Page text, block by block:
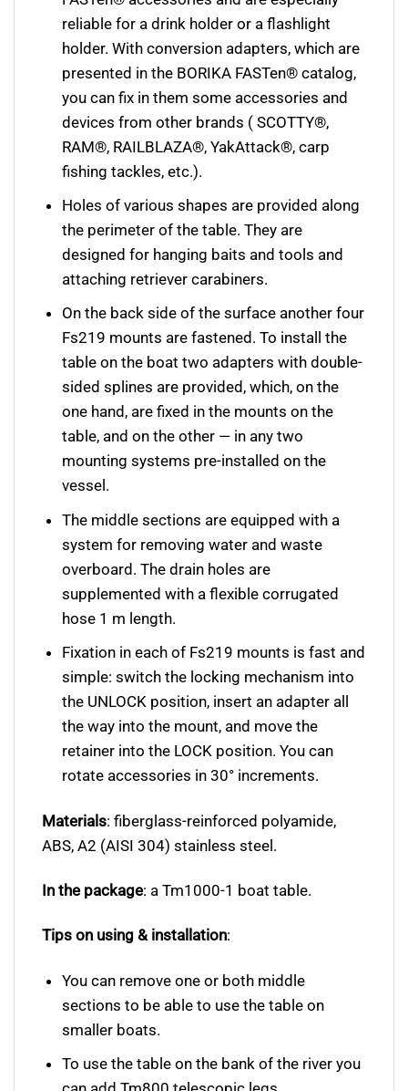
reliable for a drink holder or a flashlight
holder. With conversion adapters, which are
presented in the BORIKA FASTen® catalog,
you can fix in them some accessories and
devices from other brands ( SCOTTY®,
RAM®, RAILBLAZA®, YakAttack®, carp
fishing tackles, etc.).
Holes of various shapes are provided along
the perimeter of the table. They are
designed for hanging baits and tools and
attaching retriever carabiners.
On the back side of the surface another four
Fs219 mounts are fastened. To install the
table on the boat two adapters with double-
sided splines are provided, which, on the
one hand, are fixed in the mounts on the
table, and on the other — in any two
mounting systems pre-installed on the
vessel.
The middle sections are equipped with a
system for removing water and waste
overboard. The drain holes are
supplemented with a flexible corrugated
hose 1 m length.
Fixation in each of Fs219 mounts is fast and
simple: switch the locking mechanism into
the UNLOCK position, insert an adapter all
the way into the mount, and move the
retainer into the LOCK position. You can
rotate accessories in 30° increments.
Materials: fiberglass-reinforced polyamide,
ABS, A2 (AISI 304) stainless steel.
In the package: a Tm1000-1 boat table.
Tips on using & installation:
You can remove one or both middle
sections to be able to use the table on
smaller boats.
To use the table on the bank of the river you